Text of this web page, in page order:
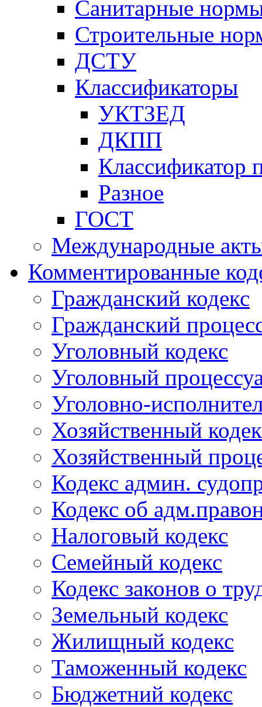
Санитарные
Строительные
ДСТУ
Классификаторы
УКТЗЕД
ДКПП
Классификатор
Разное
ГОСТ
Международные
Комментированные
Гражданский кодекс
Гражданский
Уголовный кодекс
Уголовный
Уголовно-
Хозяйственный
Хозяйственный
Кодекс админ.
Кодекс об
Налоговый кодекс
Семейный кодекс
Кодекс законов о
Земельный кодекс
Жилищный кодекс
Таможенный кодекс
Бюджетний кодекс